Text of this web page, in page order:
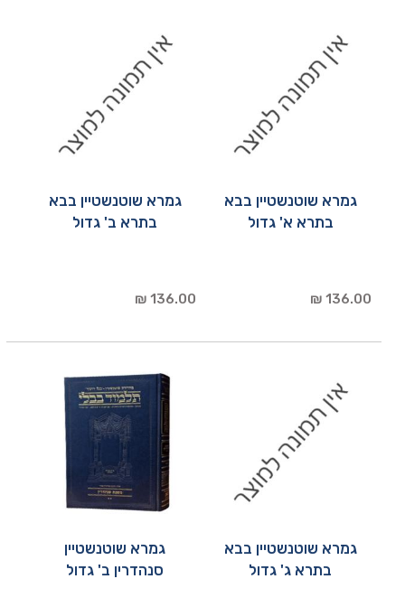
גמרא שוטנשטיין בבא
בתרא א' גדול
136.00 ₪
גמרא שוטנשטיין בבא
בתרא ב' גדול
136.00 ₪
גמרא שוטנשטיין בבא
בתרא ג' גדול
גמרא שוטנשטיין
סנהדרין ב' גדול